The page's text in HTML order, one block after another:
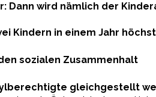
Dann wird nämlich der
Kindern in einem Jahr
sozialen Zusammenhalt
gleichgestellt